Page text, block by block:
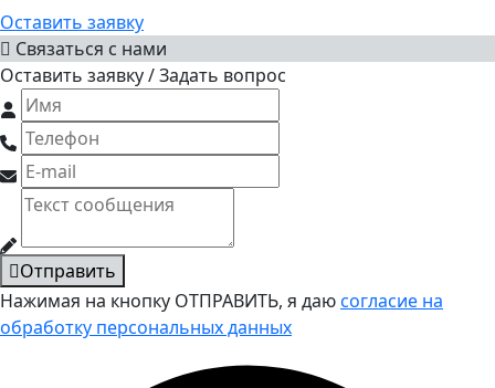
Оставить заявку
Связаться с нами
Оставить заявку / Задать вопрос
Отправить
Нажимая на кнопку ОТПРАВИТЬ, я даюсогласие на
обработку персональных данных